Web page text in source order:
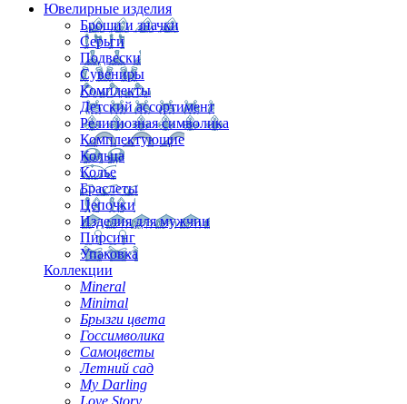
Ювелирные изделия
Броши и значки
Серьги
Подвески
Сувениры
Комплекты
Детский ассортимент
Религиозная символика
Комплектующие
Кольца
Колье
Браслеты
Цепочки
Изделия для мужчин
Пирсинг
Упаковка
Коллекции
Mineral
Minimal
Брызги цвета
Госсимволика
Самоцветы
Летний сад
My Darling
Love Story